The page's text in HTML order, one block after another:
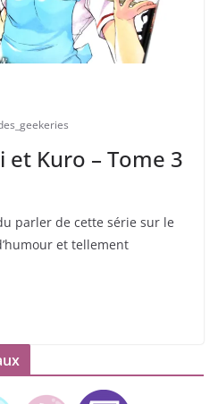
et Kuro – Tome 3
parler de cette série sur le
et tellement